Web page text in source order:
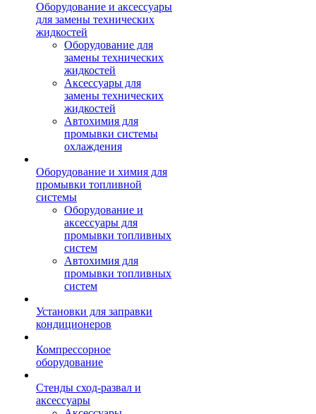
Оборудование и аксессуары
для замены технических
жидкостей
Оборудование для
замены технических
жидкостей
Аксессуары для
замены технических
жидкостей
Автохимия для
промывки системы
охлаждения
Оборудование и химия для
промывки топливной
системы
Оборудование и
аксессуары для
промывки топливных
систем
Автохимия для
промывки топливных
систем
Установки для заправки
кондиционеров
Компрессорное
оборудование
Стенды сход-развал и
аксессуары